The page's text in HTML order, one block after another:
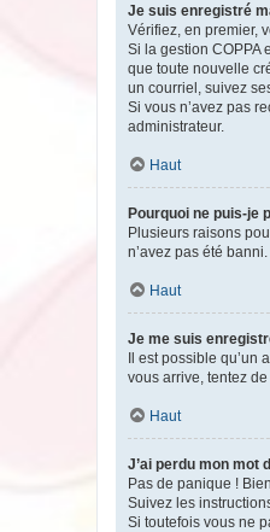
Je suis enregistré
Vérifiez, en premier,
Si la gestion COPPA
que toute nouvelle
un courriel, suivez
Si vous n’avez pas
administrateur.
Haut
Pourquoi ne puis-je
Plusieurs raisons
n’avez pas été
Haut
Je me suis
Il est possible qu’un
vous arrive, tentez
Haut
J’ai perdu mon mot
Pas de panique !
Suivez les
Si toutefois vous ne